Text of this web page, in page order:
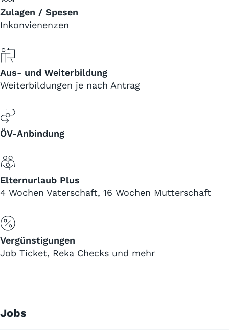
Zulagen / Spesen
Inkonvienenzen
Aus- und Weiterbildung
Weiterbildungen je nach Antrag
ÖV-Anbindung
Elternurlaub Plus
4 Wochen Vaterschaft, 16 Wochen Mutterschaft
Vergünstigungen
Job Ticket, Reka Checks und mehr
Jobs